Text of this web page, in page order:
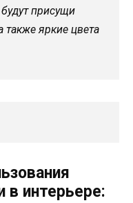
присущи
яркие цвета
в интерьере: